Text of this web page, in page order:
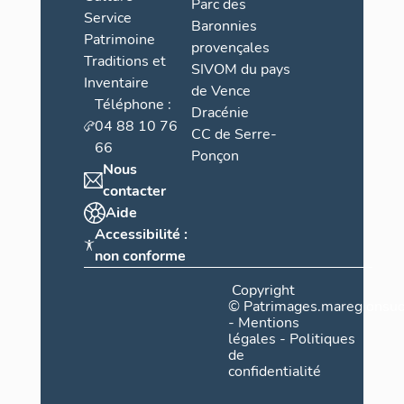
Service
Patrimoine
Traditions et
Inventaire
Téléphone :
04 88 10 76
66
Nous
contacter
Aide
Accessibilité :
non conforme
Parc des
Baronnies
provençales
SIVOM du pays
de Vence
Dracénie
CC de Serre-
Ponçon
Copyright
©
- Mentions
légales - Politiques
de
confidentialité